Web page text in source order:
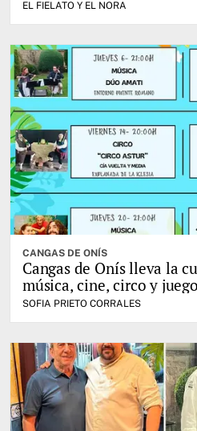
EL FIELATO Y EL NORA
CANGAS DE ONÍS
Cangas de Onís lleva la
música, cine, circo y
SOFIA PRIETO CORRALES